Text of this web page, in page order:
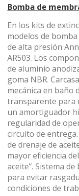
Bomba de
En los kits de
modelos de
de alta presión
AR503. Los
de aluminio
goma NBR.
mecánica en baño
transparente para
un amortiguador
regularidad de
circuito de
de drenaje de
mayor eficiencia
aceite”. Sistema
para evitar
condiciones de
de navegación en
relacionada con el